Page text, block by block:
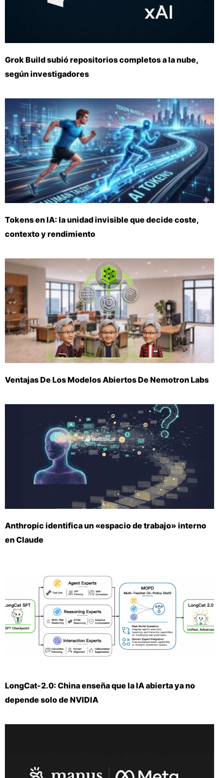
Grok Build subió repositorios completos a la nube,
según investigadores
Tokens en IA: la unidad invisible que decide coste,
contexto y rendimiento
Ventajas De Los Modelos Abiertos De Nemotron Labs
Anthropic identifica un «espacio de trabajo» interno
en Claude
LongCat-2.0: China enseña que la IA abierta ya no
depende solo de NVIDIA